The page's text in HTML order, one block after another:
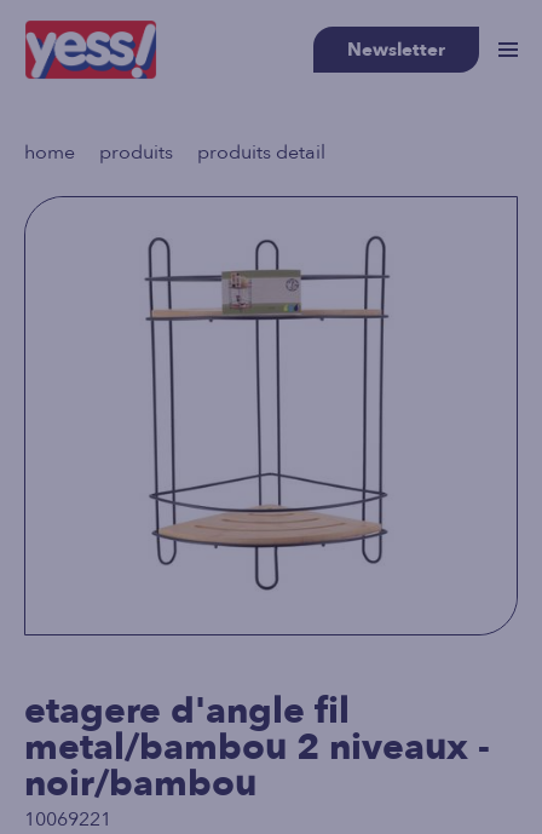
Newsletter
home produits produits detail
etagere d'angle fil
metal/bambou 2 niveaux -
noir/bambou
10069221